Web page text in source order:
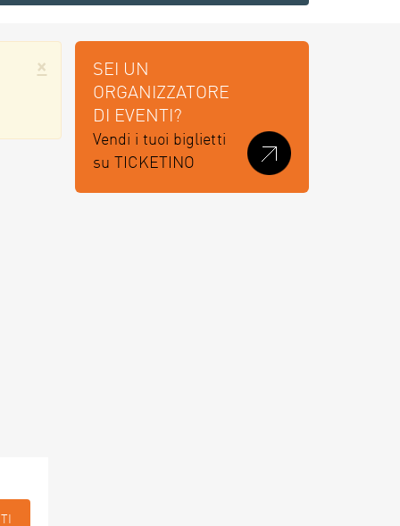
×
SEI UN
ORGANIZZATORE
DI EVENTI?
Vendi i tuoi biglietti
su TICKETINO